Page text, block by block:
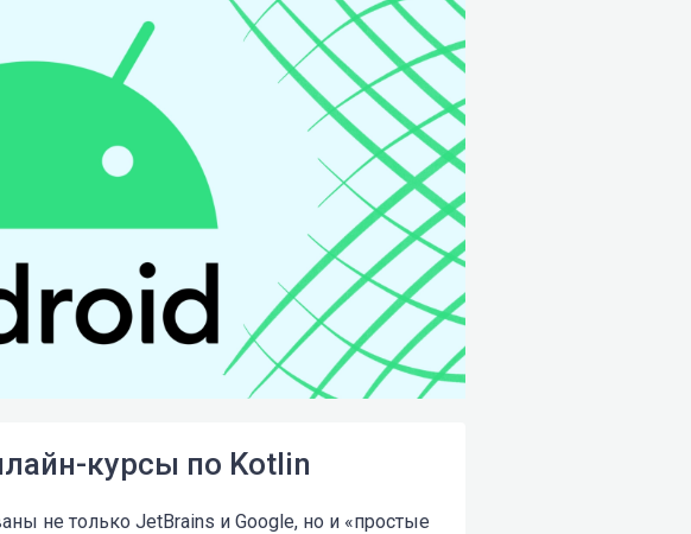
курсы по Kotlin
не только JetBrains и Google, но и «простые